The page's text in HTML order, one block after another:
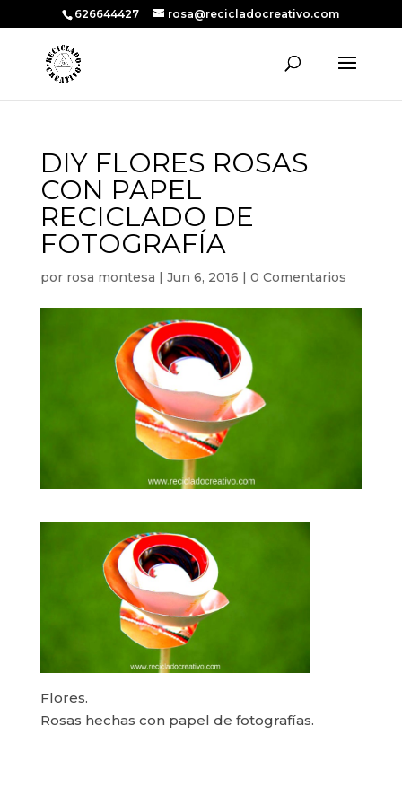
626644427 rosa@recicladocreativo.com
DIY FLORES ROSAS
CON PAPEL
RECICLADO DE
FOTOGRAFÍA
por rosa montesa | Jun 6, 2016 | 0 Comentarios
Flores.
Rosas hechas con papel de fotografías.